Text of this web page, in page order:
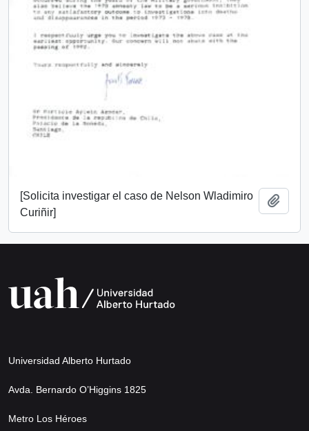
[Solicita investigar el caso de Nelson Wladimiro
Curiñir]
Universidad Alberto Hurtado
Avda. Bernardo O’Higgins 1825
Metro Los Héroes